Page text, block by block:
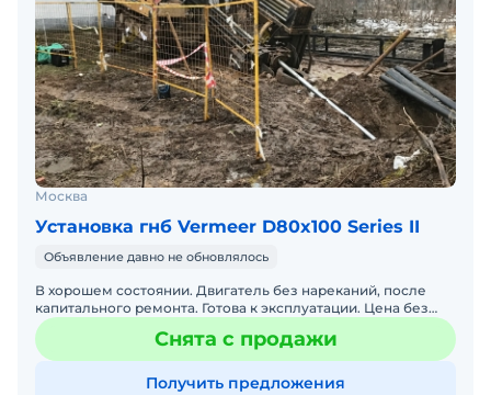
Москва
Установка гнб Vermeer D80x100 Series II
Объявление давно не обновлялось
В хорошем состоянии. Двигатель без нареканий, после
капитального ремонта. Готова к эксплуатации. Цена без
НДС. Рассрочка платежа. В наличии в г. Москва. Не треб
Снята с продажи
Получить предложения